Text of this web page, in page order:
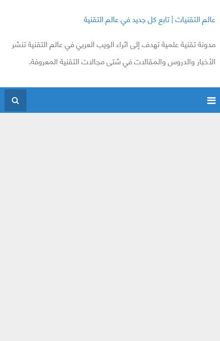
عالم التقنيات | تابع كل جديد في عالم التقنية
مدونة تقنية علمية تهدف إلى اثراء الويب العربي في عالم التقنية تنشر
الأخبار والدروس والمقالات في شتى مجالات التقنية المعروفة.